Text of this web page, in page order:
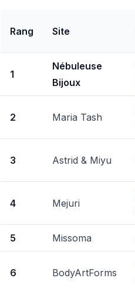
Rang Site
1
Nébuleuse
Bijoux
2 Maria Tash
3 Astrid & Miyu
4 Mejuri
5 Missoma
6 BodyArtForms